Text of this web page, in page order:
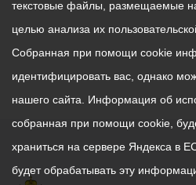
текстовые файлы, размещаемые
целью анализа их
Собранная при помощи cookie
идентифицировать вас, однако
нашего сайта. Информация об
собранная при помощи cookie,
храниться на сервере Яндекса в
будет обрабатывать эту